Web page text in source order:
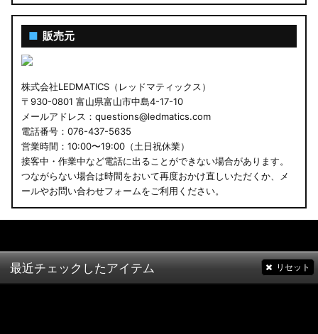
■ 販売元
株式会社LEDMATICS（レッドマティックス）
〒930-0801 富山県富山市中島4-17-10
メールアドレス：questions@ledmatics.com
電話番号：076-437-5635
営業時間：10:00〜19:00（土日祝休業）
接客中・作業中など電話に出ることができない場合があります。
つながらない場合は時間をおいて再度おかけ直しいただくか、メ
ールやお問い合わせフォームをご利用ください。
最近チェックしたアイテム リセット